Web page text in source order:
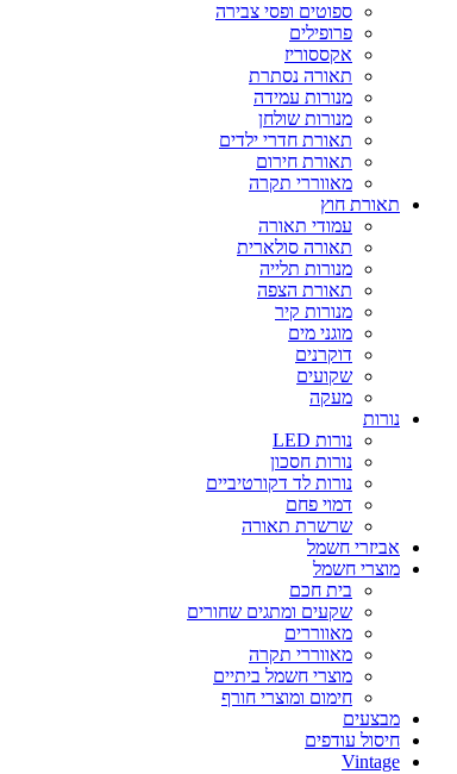
ספוטים ופסי צבירה
פרופילים
אקססוריז
תאורה נסתרת
מנורות עמידה
מנורות שולחן
תאורת חדרי ילדים
תאורת חירום
מאווררי תקרה
תאורת חוץ
עמודי תאורה
תאורה סולארית
מנורות תלייה
תאורת הצפה
מנורות קיר
מוגני מים
דוקרנים
שקועים
מעקה
נורות
נורות LED
נורות חסכון
נורות לד דקורטיביים
דמוי פחם
שרשרת תאורה
אביזרי חשמל
מוצרי חשמל
בית חכם
שקעים ומתגים שחורים
מאווררים
מאווררי תקרה
מוצרי חשמל ביתיים
חימום ומוצרי חורף
מבצעים
חיסול עודפים
Vintage